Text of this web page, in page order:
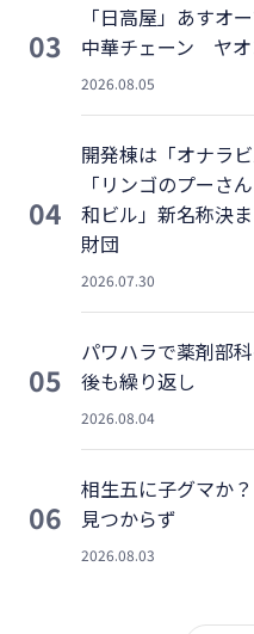
03
「日高屋」あす
中華チェーン ヤ
2026.08.05
04
開発棟は「オナラ
「リンゴのプー
和ビル」新名称決
財団
2026.07.30
05
パワハラで薬剤部
後も繰り返し
2026.08.04
06
相生五に子グマか
見つからず
2026.08.03